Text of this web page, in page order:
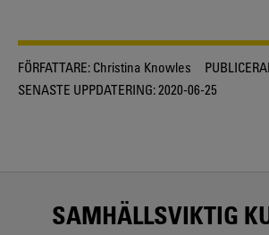
FÖRFATTARE: Christina Knowles
SENASTE UPPDATERING:2020-06-25
SAMHÄLLSVIKTIG